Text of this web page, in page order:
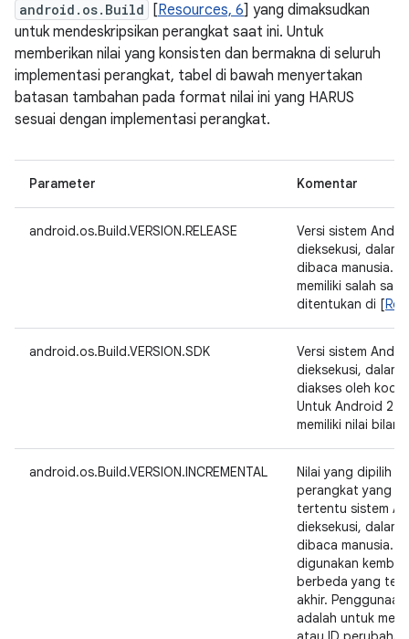
android.os.Build [Resources, 6] yang dimaksudkan
untuk mendeskripsikan perangkat saat ini. Untuk
memberikan nilai yang konsisten dan bermakna di seluruh
implementasi perangkat, tabel di bawah menyertakan
batasan tambahan pada format nilai ini yang HARUS
sesuai dengan implementasi perangkat.
Parameter Komentar
android.os.Build.VERSION.RELEASE
Versi sistem
dieksekusi,
dibaca manusia.
memiliki salah
ditentukan di [
android.os.Build.VERSION.SDK
Versi sistem
dieksekusi,
diakses oleh
Untuk Android 2.3,
memiliki nilai
android.os.Build.VERSION.INCREMENTAL
Nilai yang dipilih
perangkat yang
tertentu sistem
dieksekusi,
dibaca manusia.
digunakan
berbeda yang
akhir.
adalah untuk